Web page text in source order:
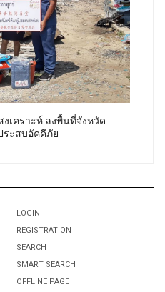
เคราะห์ ลงพื้นที่จังหวัด
ระสบอัคคีภัย
LOGIN
REGISTRATION
SEARCH
SMART SEARCH
OFFLINE PAGE